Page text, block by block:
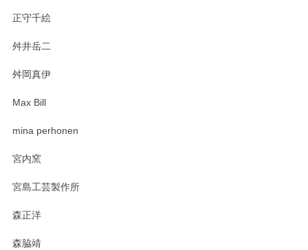
おかけしました。 ありがとうございます。
正守千絵
舛井岳二
舛岡真伊
Max Bill
mina perhonen
宮内窯
宮島工芸製作所
森正洋
森脇靖